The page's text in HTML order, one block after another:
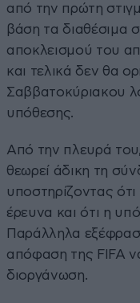
από την πρώτη
βάση τα διαθέσιμα
αποκλεισμού του
και τελικά δεν θα
Σαββατοκύριακου
υπόθεσης.
Από την πλευρά του,
θεωρεί άδικη τη
υποστηρίζοντας
έρευνα και ότι η
Παράλληλα
απόφαση της FIFA
διοργάνωση.